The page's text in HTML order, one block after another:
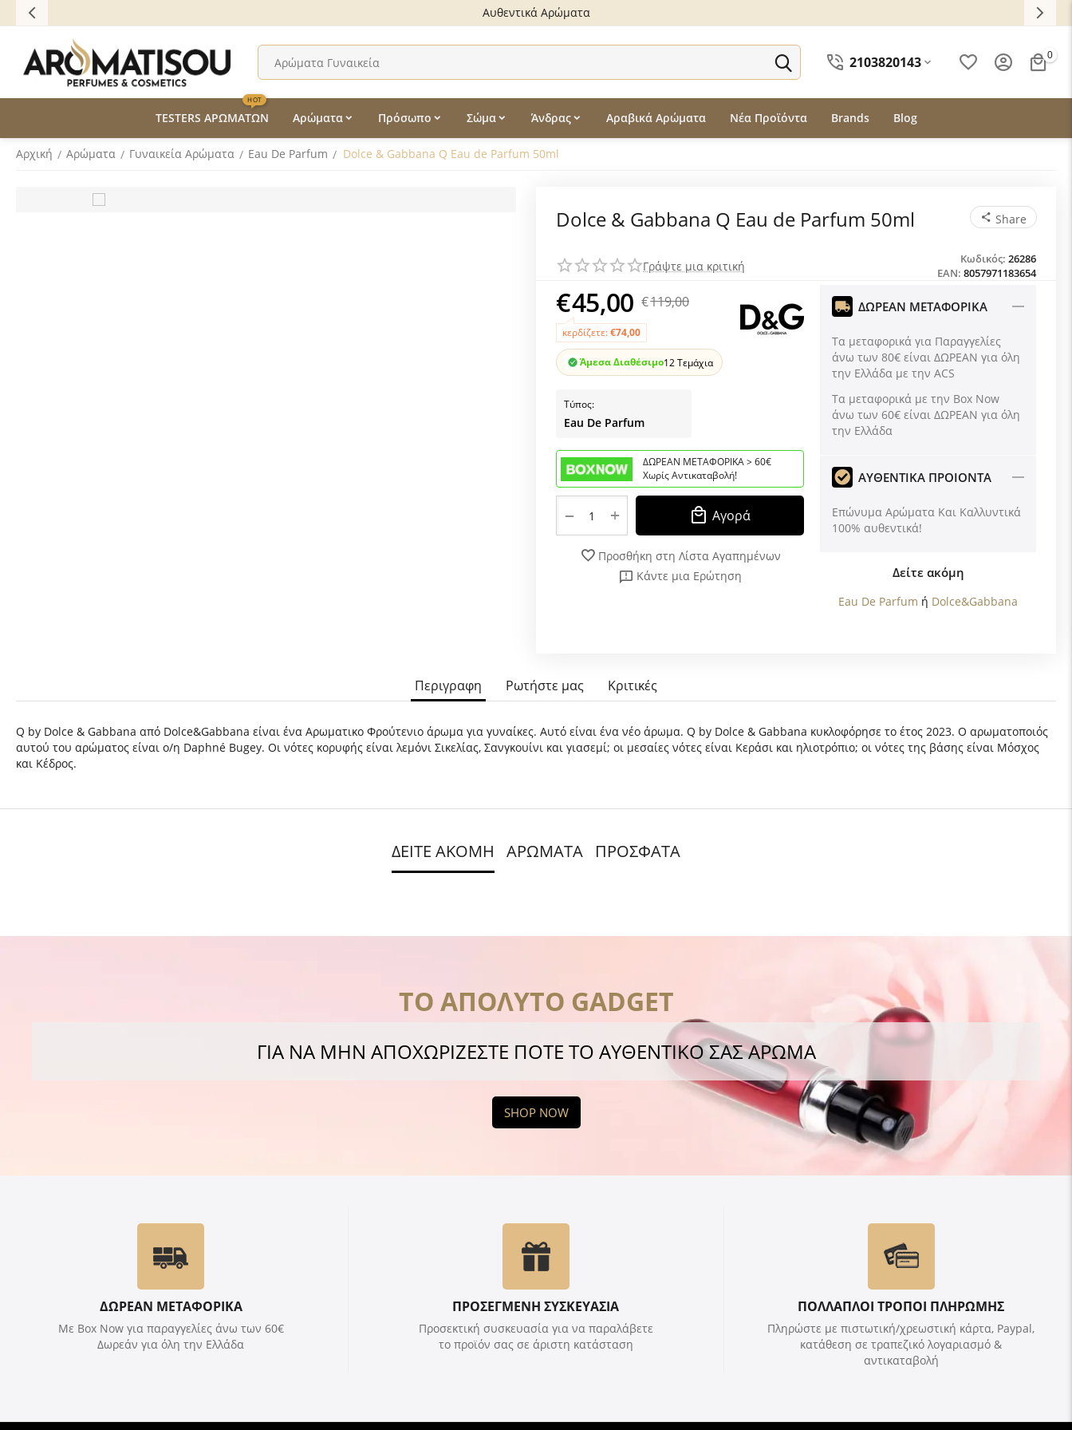
Αυθεντικά Αρώματα
2103820143 0
TESTERS ΑΡΩΜΑΤΩΝ
HOT
Αρώματα Πρόσωπο Σώμα Άνδρας Αραβικά Αρώματα Νέα Προϊόντα Brands Blog
Αρχική / Αρώματα / Γυναικεία Αρώματα / Eau De Parfum / Dolce & Gabbana Q Eau de Parfum 50ml
Dolce & Gabbana Q Eau de Parfum 50ml Share
Γράψτε μια κριτική EAN: 8057971183654
Κωδικός: 26286
€45,00 €119,00
κερδίζετε:€74,00
Άμεσα Διαθέσιμο12 Τεμάχια
Τύπος:
Eau De Parfum
ΔΩΡΕΑΝ ΜΕΤΑΦΟΡΙΚΑ > 60€
Χωρίς Αντικαταβολή!
+
− Αγορά
Προσθήκη στη Λίστα Αγαπημένων
Κάντε μια Ερώτηση
ΔΩΡΕΑΝ ΜΕΤΑΦΟΡΙΚΑ
Τα μεταφορικά για Παραγγελίες
άνω των 80€ είναι ΔΩΡΕΑΝ για όλη
την Ελλάδα με την ACS
Tα μεταφορικά με την Box Now
άνω των 60€ είναι ΔΩΡΕΑΝ για όλη
την Ελλάδα
ΑΥΘΕΝΤΙΚΑ ΠΡΟΙΟΝΤΑ
Επώνυμα Αρώματα Και Καλλυντικά
100% αυθεντικά!
Δείτε ακόμη
Eau De Parfum ή Dolce&Gabbana
Περιγραφη Ρωτήστε μας Κριτικές
Q by Dolce & Gabbana από Dolce&Gabbana είναι ένα Αρωματικο Φρούτενιο άρωμα για γυναίκες. Αυτό είναι ένα νέο άρωμα. Q by Dolce & Gabbana κυκλοφόρησε το έτος 2023. Ο αρωματοποιός
αυτού του αρώματος είναι ο/η Daphné Bugey. Οι νότες κορυφής είναι λεμόνι Σικελίας, Σανγκουίνι και γιασεμί; οι μεσαίες νότες είναι Κεράσι και ηλιοτρόπιο; οι νότες της βάσης είναι Μόσχος
και Κέδρος.
ΔΕΙΤΕ ΑΚΟΜΗ ΑΡΩΜΑΤΑ ΠΡΟΣΦΑΤΑ
ΤΟ ΑΠΟΛΥΤΟ GADGET
ΓΙΑ ΝΑ ΜΗΝ ΑΠΟΧΩΡΙΖΕΣΤΕ ΠΟΤΕ ΤΟ ΑΥΘΕΝΤΙΚΟ ΣΑΣ ΑΡΩΜΑ
SHOP NOW
ΔΩΡΕΑΝ ΜΕΤΑΦΟΡΙΚΑ
Με Box Now για παραγγελίες άνω των 60€
Δωρεάν για όλη την Ελλάδα
ΠΡΟΣΕΓΜΕΝΗ ΣΥΣΚΕΥΑΣΙΑ
Προσεκτική συσκευασία για να παραλάβετε
το προϊόν σας σε άριστη κατάσταση
ΠΟΛΛΑΠΛΟΙ ΤΡΟΠΟΙ ΠΛΗΡΩΜΗΣ
Πληρώστε με πιστωτική/χρεωστική κάρτα, Paypal,
κατάθεση σε τραπεζικό λογαριασμό &
αντικαταβολή